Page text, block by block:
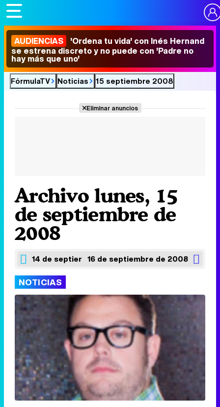
AUDIENCIAS 'Ordena tu vida' con Inés Hernand
se estrena discreto y no puede con 'Padre no
hay más que uno'
FórmulaTV Noticias 15 septiembre 2008
Eliminar anuncios
Archivo lunes, 15
de septiembre de
2008
14 de septiembre de 200816 de septiembre de 2008
NOTICIAS